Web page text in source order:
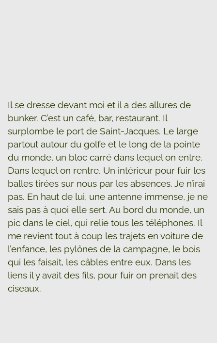
Il se dresse devant moi et il a des allures de
bunker. C’est un café, bar, restaurant. Il
surplombe le port de Saint-Jacques. Le large
partout autour du golfe et le long de la pointe
du monde, un bloc carré dans lequel on entre.
Dans lequel on rentre. Un intérieur pour fuir les
balles tirées sur nous par les absences. Je n’irai
pas. En haut de lui, une antenne immense, je ne
sais pas à quoi elle sert. Au bord du monde, un
pic dans le ciel, qui relie tous les téléphones. Il
me revient tout à coup les trajets en voiture de
l’enfance, les pylônes de la campagne, le bois
qui les faisait, les câbles entre eux. Dans les
liens il y avait des fils, pour fuir on prenait des
ciseaux.